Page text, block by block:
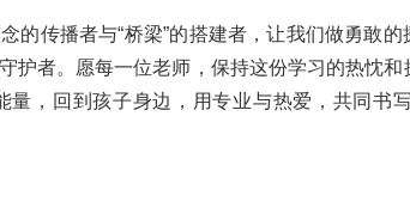
的传播者与“桥梁”的搭建者，让我们做勇敢的
护者。愿每一位老师，保持这份学习的热忱和
，回到孩子身边，用专业与热爱，共同书